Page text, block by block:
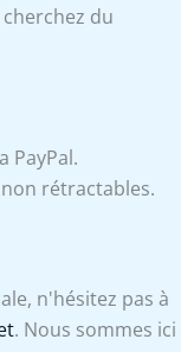
du
PayPal.
rétractables.
n'hésitez pas à
. Nous sommes ici